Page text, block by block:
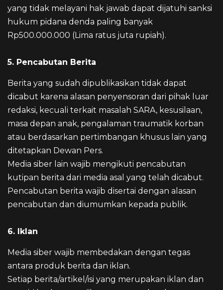
yang tidak melayani hak jawab dapat dijatuhi sanksi
hukum pidana denda paling banyak
Rp500.000.000 (Lima ratus juta rupiah).
5. Pencabutan Berita
Berita yang sudah dipublikasikan tidak dapat
dicabut karena alasan penyensoran dari pihak luar
redaksi, kecuali terkait masalah SARA, kesusilaan,
masa depan anak, pengalaman traumatik korban
atau berdasarkan pertimbangan khusus lain yang
ditetapkan Dewan Pers.
Media siber lain wajib mengikuti pencabutan
kutipan berita dari media asal yang telah dicabut.
Pencabutan berita wajib disertai dengan alasan
pencabutan dan diumumkan kepada publik.
6. Iklan
Media siber wajib membedakan dengan tegas
antara produk berita dan iklan.
Setiap berita/artikel/isi yang merupakan iklan dan